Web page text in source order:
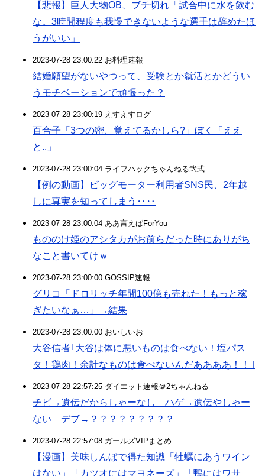
【悲報】巨人大物OB、ブチ切れ「試合中に水を飲む
な。3時間程度も我慢できないような選手は辞めたほ
うがいい」
2023-07-28 23:00:22 お料理速報
結婚願望がないやつって、受験とか就活とかどうい
うモチベーションで頑張った？
2023-07-28 23:00:19 えすえすログ
百合子「3つの密、覚えてるかしら?」ぼく「ええ
と..」
2023-07-28 23:00:04 ライフハックちゃんねる弐式
【例の動画】ビッグモーター利用者SNS民、2年越
しに真実を知ってしまう‥‥
2023-07-28 23:00:04 ああ言えばForYou
もののけ姫のアシタカがお前らだった時にありがち
なこと書いてけｗ
2023-07-28 23:00:00 GOSSIP速報
グリコ「ドロリッチ年間100億も売れた！もっと稼
ぎたいなぁ…」→結果
2023-07-28 23:00:00 おいしいお
大谷信者｢大谷は体に悪いものは食べない！塩パス
タ！鶏肉！余計なものは食べないんだああああ！！｣
2023-07-28 22:57:25 ダイエット速報＠2ちゃんねる
チビ→遺伝だからしゃーなし ハゲ→遺伝やしゃー
ない デブ→？？？？？？？？？
2023-07-28 22:57:08 ガールズVIPまとめ
【漫画】美味しんぼで得た知識「牡蠣にあうワイン
はない」「カツオにはマヨネーズ」「鴨にはワサ